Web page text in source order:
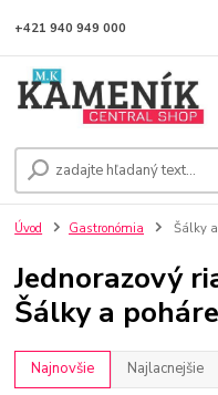
+421 940 949 000
Úvod Gastronómia Šálky
Jednorazový
Šálky a poháre
Najnovšie Najlacnejšie